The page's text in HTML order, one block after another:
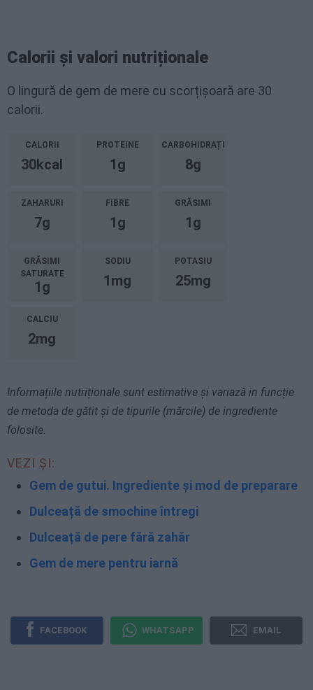
Calorii și valori nutriționale
O lingură de gem de mere cu scorțișoară are 30
calorii.
CALORII
30kcal
PROTEINE
1g
CARBOHIDRAȚI
8g
ZAHARURI
7g
FIBRE
1g
GRĂSIMI
1g
GRĂSIMI
SATURATE
1g
SODIU
1mg
POTASIU
25mg
CALCIU
2mg
Informațiile nutriționale sunt estimative și variază in funcție
de metoda de gătit și de tipurile (mărcile) de ingrediente
folosite.
VEZI ȘI:
Gem de gutui. Ingrediente și mod de preparare
Dulceață de smochine întregi
Dulceață de pere fără zahăr
Gem de mere pentru iarnă
FACEBOOK WHATSAPP EMAIL